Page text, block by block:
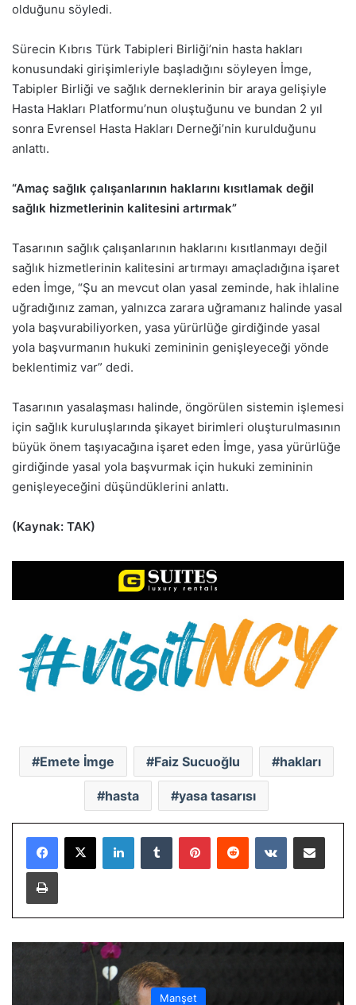
olduğunu söyledi.
Sürecin Kıbrıs Türk Tabipleri Birliği’nin hasta hakları
konusundaki girişimleriyle başladığını söyleyen İmge,
Tabipler Birliği ve sağlık derneklerinin bir araya gelişiyle
Hasta Hakları Platformu’nun oluştuğunu ve bundan 2 yıl
sonra Evrensel Hasta Hakları Derneği’nin kurulduğunu
anlattı.
“Amaç sağlık çalışanlarının haklarını kısıtlamak değil
sağlık hizmetlerinin kalitesini artırmak”
Tasarının sağlık çalışanlarının haklarını kısıtlanmayı değil
sağlık hizmetlerinin kalitesini artırmayı amaçladığına işaret
eden İmge, “Şu an mevcut olan yasal zeminde, hak ihlaline
uğradığınız zaman, yalnızca zarara uğramanız halinde yasal
yola başvurabiliyorken, yasa yürürlüğe girdiğinde yasal
yola başvurmanın hukuki zemininin genişleyeceği yönde
beklentimiz var” dedi.
Tasarının yasalaşması halinde, öngörülen sistemin işlemesi
için sağlık kuruluşlarında şikayet birimleri oluşturulmasının
büyük önem taşıyacağına işaret eden İmge, yasa yürürlüğe
girdiğinde yasal yola başvurmak için hukuki zemininin
genişleyeceğini düşündüklerini anlattı.
(Kaynak: TAK)
Emete İmge Faiz Sucuoğlu hakları
hasta yasa tasarısı
LinkedInTumblr PinterestReddit VKontakteE-Posta ile paylaş
Yazdır
Manşet